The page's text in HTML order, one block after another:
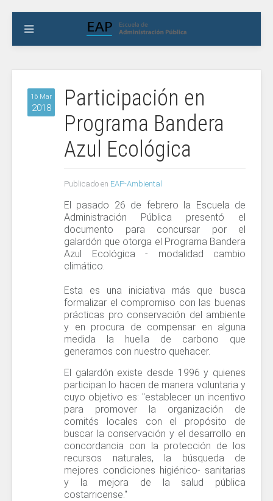
16 Mar
2018
Participación en
Programa Bandera
Azul Ecológica
Publicado en EAP-Ambiental
El pasado 26 de febrero la Escuela de
Administración Pública presentó el
documento para concursar por el
galardón que otorga el Programa Bandera
Azul Ecológica - modalidad cambio
climático.
Esta es una iniciativa más que busca
formalizar el compromiso con las buenas
prácticas pro conservación del ambiente
y en procura de compensar en alguna
medida la huella de carbono que
generamos con nuestro quehacer.
El galardón existe desde 1996 y quienes
participan lo hacen de manera voluntaria y
cuyo objetivo es: "establecer un incentivo
para promover la organización de
comités locales con el propósito de
buscar la conservación y el desarrollo en
concordancia con la protección de los
recursos naturales, la búsqueda de
mejores condiciones higiénico- sanitarias
y la mejora de la salud pública
costarricense."